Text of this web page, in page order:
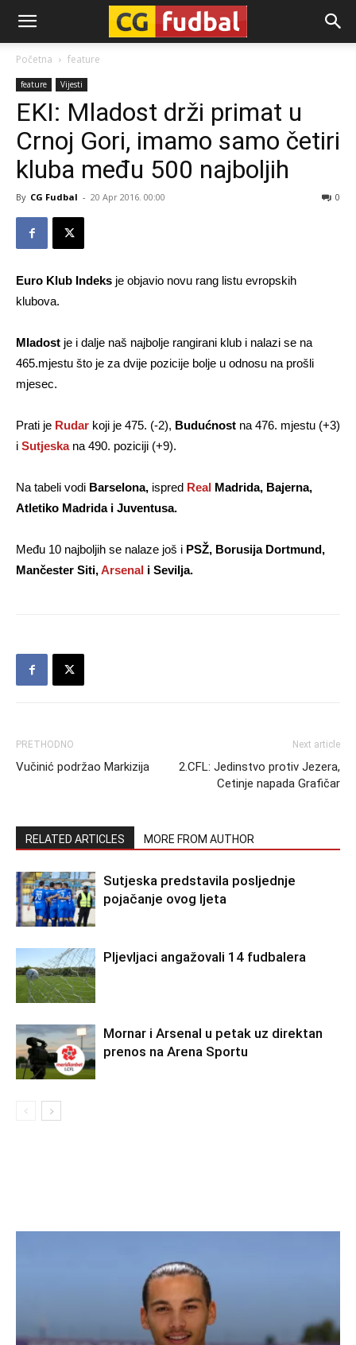
CG-
Fudbal
Početna feature
feature Vijesti
EKI: Mladost drži primat u
Crnoj Gori, imamo samo četiri
kluba među 500 najboljih
By CG Fudbal - 20 Apr 2016. 00:00 0
Euro Klub Indeks je objavio novu rang listu evropskih
klubova.
Mladost je i dalje naš najbolje rangirani klub i nalazi se na
465.mjestu što je za dvije pozicije bolje u odnosu na prošli
mjesec.
Prati je Rudar koji je 475. (-2), Budućnost na 476. mjestu (+3)
i Sutjeskana 490. poziciji (+9).
Na tabeli vodi Barselona, ispred Real Madrida, Bajerna,
Atletiko Madrida i Juventusa.
Među 10 najboljih se nalaze još i PSŽ, Borusija Dortmund,
Mančester Siti,Arsenal i Sevilja.
PRETHODNO
Vučinić podržao Markizija
Next article
2.CFL: Jedinstvo protiv Jezera,
Cetinje napada Grafičar
RELATED ARTICLES MORE FROM AUTHOR
Sutjeska predstavila posljednje
pojačanje ovog ljeta
Pljevljaci angažovali 14 fudbalera
Mornar i Arsenal u petak uz direktan
prenos na Arena Sportu